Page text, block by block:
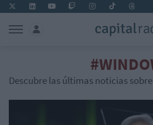
Descubre las últimas noticias